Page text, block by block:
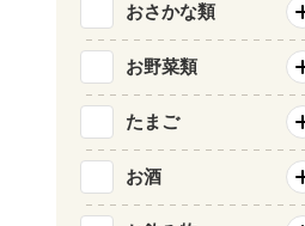
おさかな類
お野菜類
たまご
お酒